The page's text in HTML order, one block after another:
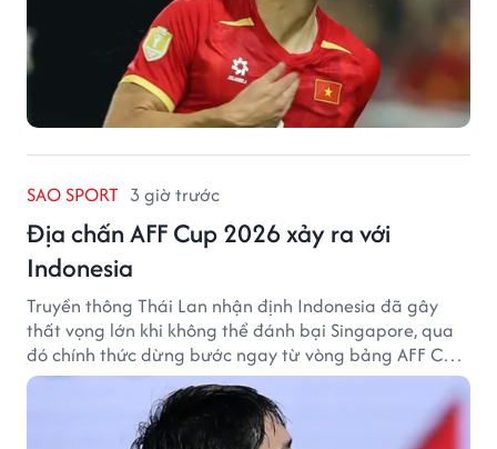
SAO SPORT 3 giờ trước
Địa chấn AFF Cup 2026 xảy ra với
Indonesia
Truyền thông Thái Lan nhận định Indonesia đã gây
thất vọng lớn khi không thể đánh bại Singapore, qua
đó chính thức dừng bước ngay từ vòng bảng AFF Cup
2026.